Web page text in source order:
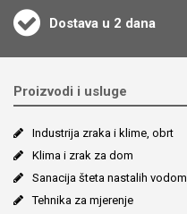
Dostava u 2 dana
Proizvodi i usluge
Industrija zraka i klime, obrt
Klima i zrak za dom
Sanacija šteta nastalih vodom
Tehnika za mjerenje